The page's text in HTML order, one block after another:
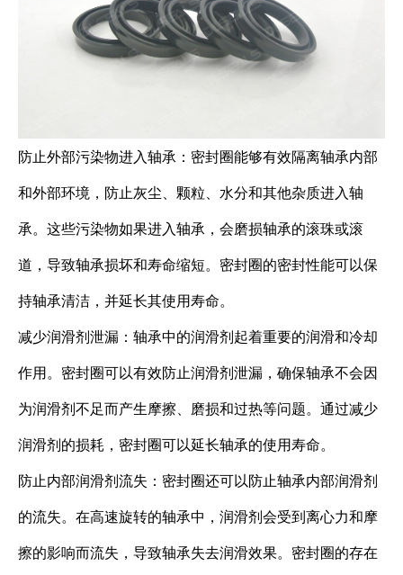
防止外部污染物进入轴承：密封圈能够有效隔离轴承内部
和外部环境，防止灰尘、颗粒、水分和其他杂质进入轴
承。这些污染物如果进入轴承，会磨损轴承的滚珠或滚
道，导致轴承损坏和寿命缩短。密封圈的密封性能可以保
持轴承清洁，并延长其使用寿命。
减少润滑剂泄漏：轴承中的润滑剂起着重要的润滑和冷却
作用。密封圈可以有效防止润滑剂泄漏，确保轴承不会因
为润滑剂不足而产生摩擦、磨损和过热等问题。通过减少
润滑剂的损耗，密封圈可以延长轴承的使用寿命。
防止内部润滑剂流失：密封圈还可以防止轴承内部润滑剂
的流失。在高速旋转的轴承中，润滑剂会受到离心力和摩
擦的影响而流失，导致轴承失去润滑效果。密封圈的存在